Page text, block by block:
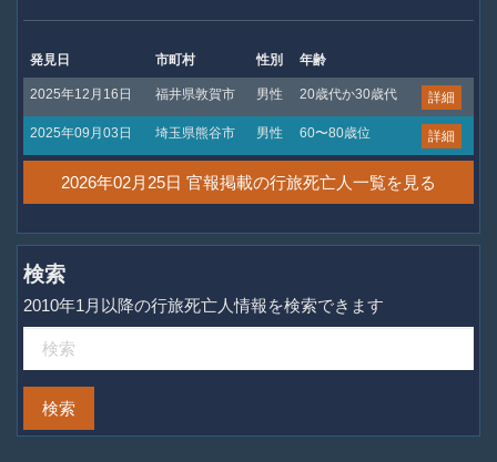
発見日 市町村 性別 年齢
2025年12月16日 福井県敦賀市 男性 20歳代か30歳代 詳細
2025年09月03日 埼玉県熊谷市 男性 60〜80歳位 詳細
2026年02月25日 官報掲載の行旅死亡人一覧を見る
検索
2010年1月以降の行旅死亡人情報を検索できます